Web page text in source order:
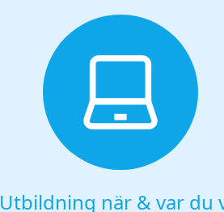
Utbildning när & var du